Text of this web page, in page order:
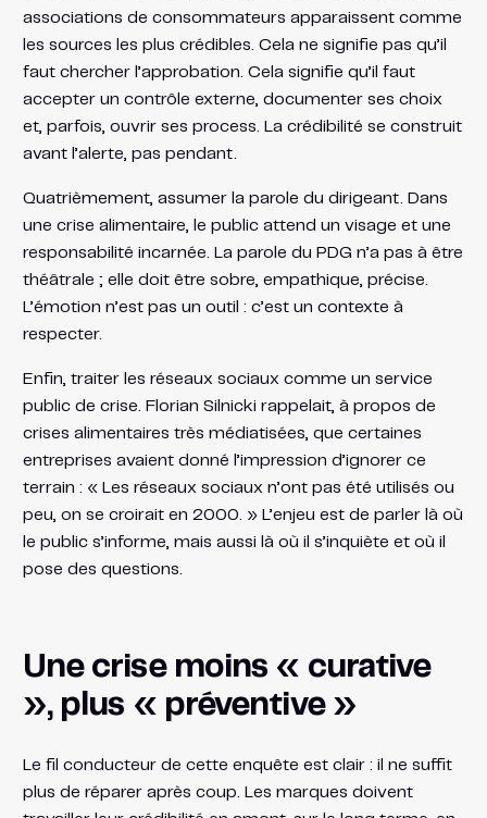
associations de consommateurs apparaissent comme
les sources les plus crédibles. Cela ne signifie pas qu’il
faut chercher l’approbation. Cela signifie qu’il faut
accepter un contrôle externe, documenter ses choix
et, parfois, ouvrir ses process. La crédibilité se construit
avant l’alerte, pas pendant.
Quatrièmement, assumer la parole du dirigeant. Dans
une crise alimentaire, le public attend un visage et une
responsabilité incarnée. La parole du PDG n’a pas à être
théâtrale ; elle doit être sobre, empathique, précise.
L’émotion n’est pas un outil : c’est un contexte à
respecter.
Enfin, traiter les réseaux sociaux comme un service
public de crise. Florian Silnicki rappelait, à propos de
crises alimentaires très médiatisées, que certaines
entreprises avaient donné l’impression d’ignorer ce
terrain : « Les réseaux sociaux n’ont pas été utilisés ou
peu, on se croirait en 2000. » L’enjeu est de parler là où
le public s’informe, mais aussi là où il s’inquiète et où il
pose des questions.
Une crise moins « curative
», plus « préventive »
Le fil conducteur de cette enquête est clair : il ne suffit
plus de réparer après coup. Les marques doivent